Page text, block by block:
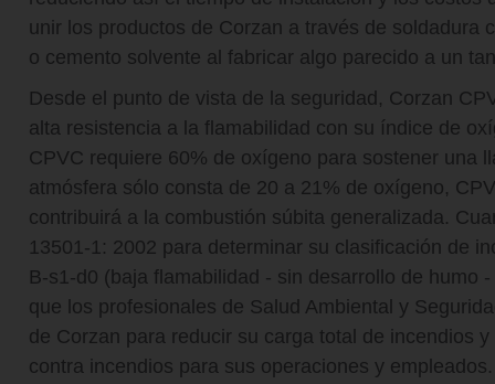
unir los productos de Corzan a través de soldadura
o cemento solvente al fabricar algo parecido a un
Desde el punto de vista de la seguridad, Corzan
alta resistencia a la flamabilidad con su índice de
CPVC requiere 60% de oxígeno para sostener una
atmósfera sólo consta de 20 a 21% de oxígeno,
contribuirá a la combustión súbita generalizada.
13501-1: 2002 para determinar su clasificación de
B-s1-d0 (baja flamabilidad - sin desarrollo de humo
que los profesionales de Salud Ambiental y
de Corzan para reducir su carga total de incendios
contra incendios para sus operaciones y